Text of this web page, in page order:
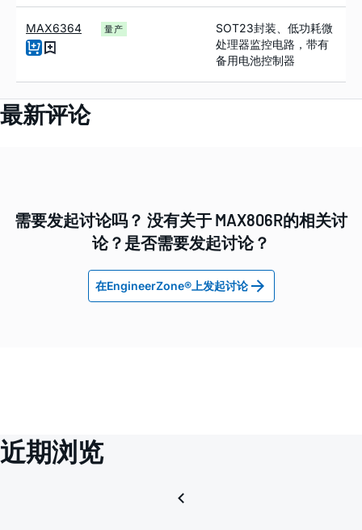
MAX6364 量产
SOT23封装、低功耗微
处理器监控电路，带有
备用电池控制器
最新评论
需要发起讨论吗？ 没有关于 MAX806R的相关讨
论？是否需要发起讨论？
在EngineerZone®上发起讨论
近期浏览